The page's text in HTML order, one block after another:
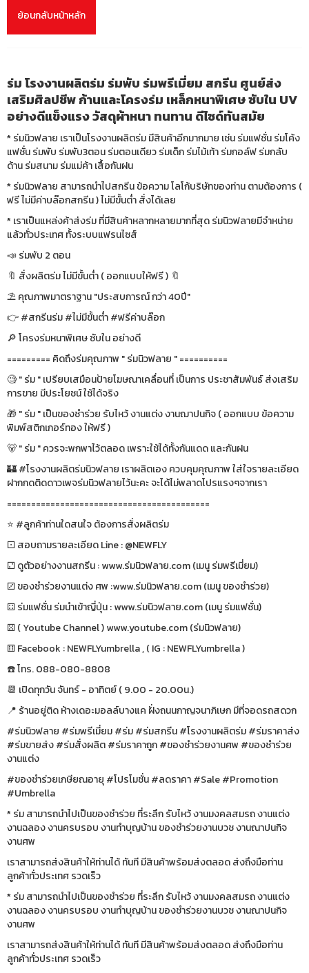
ย้อนกลับหน้าหลัก
ร่ม โรงงานผลิตร่ม ร่มพับ ร่มพรีเมี่ยม สกรีน ศูนย์ส่ง
เสริมศิลปชีพ ก้านและโครงร่ม เหล็กหนาพิเศษ ซับใน UV
อย่างดีแข็งแรง วัสดุผ้าหนา ทนทาน ดีไซด์ทันสมัย
* ร่มนิวฟลาย เราเป็นโรงงานผลิตร่ม มีสินค้าอีกมากมาย เช่น ร่มแฟชั่น ร่มโค้ง
แฟชั่น ร่มพับ ร่มพับ3ตอน ร่มตอนเดียว ร่มเด็ก ร่มไม้เท้า ร่มกอล์ฟ ร่มกลับ
ด้าน ร่มสนาม ร่มแม่ค้า เสื้อกันฝน
* ร่มนิวฟลาย สามารถนำไปสกรีน ข้อความ โลโก้บริษัทของท่าน ตามต้องการ (
ฟรี ไม่มีค่าบล๊อกสกรีน ) ไม่มีขั้นต่ำ สั่งได้เลย
* เราเป็นแหล่งค้าส่งร่ม ที่มีสินค้าหลากหลายมากที่สุด ร่มนิวฟลายมีจำหน่าย
แล้วทั่วประเทศ ทั้งระบบแฟรนไซส์
📣 ร่มพับ 2 ตอน
🔖 สั่งผลิตร่ม ไม่มีขั้นต่ำ ( ออกแบบให้ฟรี ) 🔖
⛱ คุณภาพมาตราฐาน "ประสบการณ์ กว่า 40ปี"
👉 #สกรีนร่ม #ไม่มีขั้นต่ำ #ฟรีค่าบล๊อก
🔎 โครงร่มหนาพิเศษ ซับใน อย่างดี
========= คิดถึงร่มคุณภาพ " ร่มนิวฟลาย " ==========
🧐 " ร่ม " เปรียบเสมือนป้ายโฆษณาเคลื่อนที่ เป็นการ ประชาสัมพันธ์ ส่งเสริม
การขาย มีประโยชน์ ใช้ได้จริง
🎁 " ร่ม " เป็นของชำร่วย รับไหว้ งานแต่ง งานฌาปนกิจ ( ออกแบบ ข้อความ
พิมพ์สติกเกอร์ทอง ให้ฟรี )
🐻 " ร่ม " ควรจะพกพาไว้ตลอด เพราะใช้ได้ทั้งกันแดด และกันฝน
🏰 #โรงงานผลิตร่มนิวฟลาย เราผลิตเอง ควบคุมคุณภาพ ใส่ใจรายละเอียด
ฝากกดติดดาวเพจร่มนิวฟลายไว้นะคะ จะได้ไม่พลาดโปรแรงๆจากเรา
==========================================
⭐️ #ลูกค้าท่านใดสนใจ ต้องการสั่งผลิตร่ม
⚀ สอบถามรายละเอียด Line : @NEWFLY
⚁ ดูตัวอย่างงานสกรีน : www.ร่มนิวฟลาย.com (เมนู ร่มพรีเมี่ยม)
⚂ ของชำร่วยงานแต่ง ศพ :www.ร่มนิวฟลาย.com (เมนู ของชำร่วย)
⚃ ร่มแฟชั่น ร่มนำเข้าญี่ปุ่น : www.ร่มนิวฟลาย.com (เมนู ร่มแฟชั่น)
⚄ ( Youtube Channel ) www.youtube.com (ร่มนิวฟลาย)
⚅ Facebook : NEWFLYumbrella , ( IG : NEWFLYumbrella )
☎️ โทร. 088-080-8808
📆 เปิดทุกวัน จันทร์ - อาทิตย์ ( 9.00 - 20.00น.)
📍 ร้านอยู่ติด ห้างเดอะมอลล์บางแค ฝั่งถนนกาญจนาภิเษก มีที่จอดรถสดวก
#ร่มนิวฟลาย #ร่มพรีเมี่ยม #ร่ม #ร่มสกรีน #โรงงานผลิตร่ม #ร่มราคาส่ง
#ร่มขายส่ง #ร่มสั่งผลิต #ร่มราคาถูก #ของชำร่วยงานศพ #ของชำร่วย
งานแต่ง
#ของชำร่วยเกษียณอายุ #โปรโมชั่น #ลดราคา #Sale #Promotion
#Umbrella
* ร่ม สามารถนำไปเป็นของชำร่วย ที่ระลึก รับไหว้ งานมงคลสมรถ งานแต่ง
งานฉลอง งานครบรอบ งานทำบุญบ้าน ของชำร่วยงานบวช งานณาปนกิจ
งานศพ
เราสามารถส่งสินค้าให้ท่านได้ ทันที มีสินค้าพร้อมส่งตลอด ส่งถึงมือท่าน
ลูกค้าทั่วประเทศ รวดเร็ว
* ร่ม สามารถนำไปเป็นของชำร่วย ที่ระลึก รับไหว้ งานมงคลสมรถ งานแต่ง
งานฉลอง งานครบรอบ งานทำบุญบ้าน ของชำร่วยงานบวช งานณาปนกิจ
งานศพ
เราสามารถส่งสินค้าให้ท่านได้ ทันที มีสินค้าพร้อมส่งตลอด ส่งถึงมือท่าน
ลูกค้าทั่วประเทศ รวดเร็ว